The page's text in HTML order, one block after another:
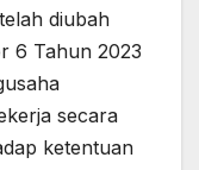
diubah
6 Tahun 2023
secara
ketentuan